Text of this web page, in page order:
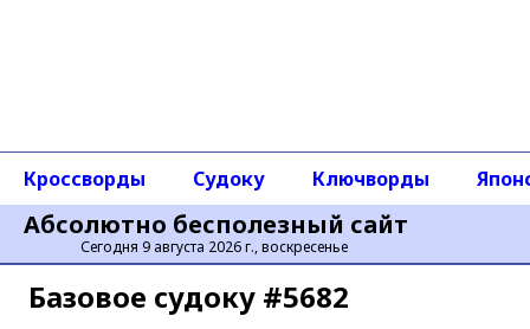
Абсолютно бесполезный сайт
Сегодня 9 августа 2026 г., воскресенье
Кроссворды Судоку Ключворды
Базовое cудоку #5682